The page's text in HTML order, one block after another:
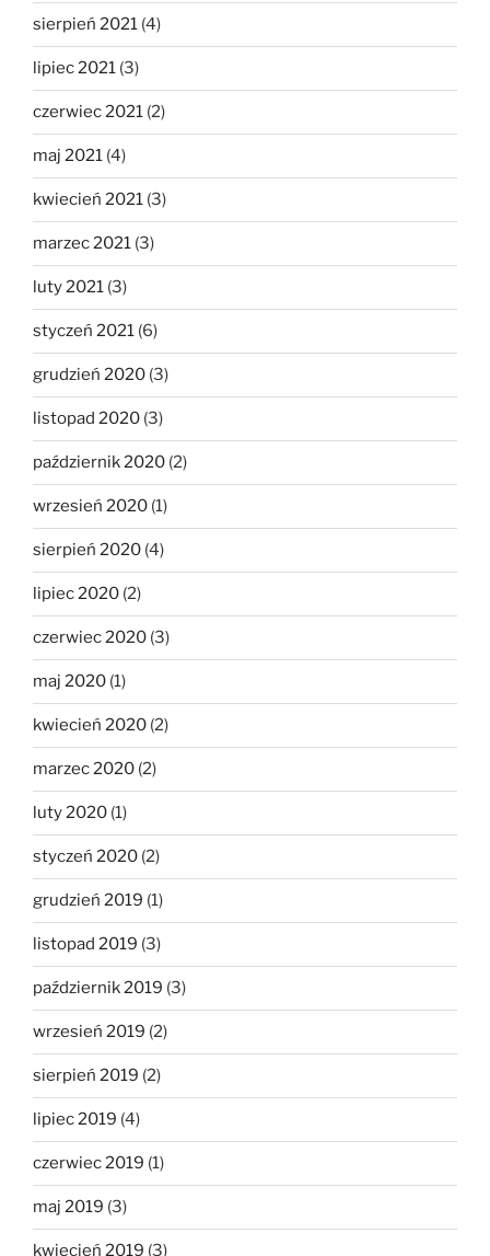
sierpień 2021 (4)
lipiec 2021 (3)
czerwiec 2021 (2)
maj 2021 (4)
kwiecień 2021 (3)
marzec 2021 (3)
luty 2021 (3)
styczeń 2021 (6)
grudzień 2020 (3)
listopad 2020 (3)
październik 2020 (2)
wrzesień 2020 (1)
sierpień 2020 (4)
lipiec 2020 (2)
czerwiec 2020 (3)
maj 2020 (1)
kwiecień 2020 (2)
marzec 2020 (2)
luty 2020 (1)
styczeń 2020 (2)
grudzień 2019 (1)
listopad 2019 (3)
październik 2019 (3)
wrzesień 2019 (2)
sierpień 2019 (2)
lipiec 2019 (4)
czerwiec 2019 (1)
maj 2019 (3)
kwiecień 2019 (3)